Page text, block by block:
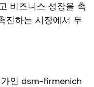
비즈니스 성장을 촉
진하는 시장에서 두
가인 dsm-firmenich